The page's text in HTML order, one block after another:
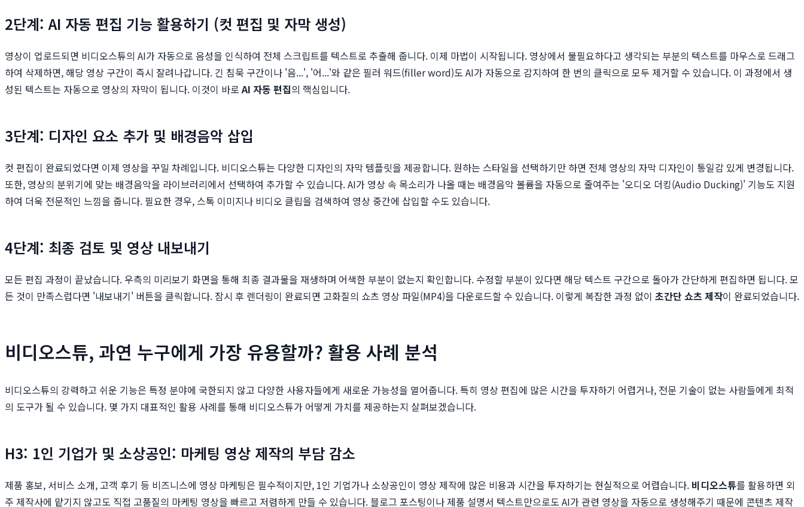
2단계: AI 자동 편집 기능 활용하기 (컷 편집 및 자막 생성)
영상이 업로드되면 비디오스튜의 AI가 자동으로 음성을 인식하여 전체 스크립트를 텍스트로 추출해 줍니다. 이제 마법이 시작됩니다. 영상에서 불필요하다고 생각되는 부분의 텍스트를 마우스로 드래그
하여 삭제하면, 해당 영상 구간이 즉시 잘려나갑니다. 긴 침묵 구간이나 '음...', '어...'와 같은 필러 워드(filler word)도 AI가 자동으로 감지하여 한 번의 클릭으로 모두 제거할 수 있습니다. 이 과정에서 생
성된 텍스트는 자동으로 영상의 자막이 됩니다. 이것이 바로AI 자동 편집의 핵심입니다.
3단계: 디자인 요소 추가 및 배경음악 삽입
컷 편집이 완료되었다면 이제 영상을 꾸밀 차례입니다. 비디오스튜는 다양한 디자인의 자막 템플릿을 제공합니다. 원하는 스타일을 선택하기만 하면 전체 영상의 자막 디자인이 통일감 있게 변경됩니다.
또한, 영상의 분위기에 맞는 배경음악을 라이브러리에서 선택하여 추가할 수 있습니다. AI가 영상 속 목소리가 나올 때는 배경음악 볼륨을 자동으로 줄여주는 '오디오 더킹(Audio Ducking)' 기능도 지원
하여 더욱 전문적인 느낌을 줍니다. 필요한 경우, 스톡 이미지나 비디오 클립을 검색하여 영상 중간에 삽입할 수도 있습니다.
4단계: 최종 검토 및 영상 내보내기
모든 편집 과정이 끝났습니다. 우측의 미리보기 화면을 통해 최종 결과물을 재생하며 어색한 부분이 없는지 확인합니다. 수정할 부분이 있다면 해당 텍스트 구간으로 돌아가 간단하게 편집하면 됩니다. 모
든 것이 만족스럽다면 '내보내기' 버튼을 클릭합니다. 잠시 후 렌더링이 완료되면 고화질의 쇼츠 영상 파일(MP4)을 다운로드할 수 있습니다. 이렇게 복잡한 과정 없이 초간단 쇼츠 제작이 완료되었습니다.
비디오스튜, 과연 누구에게 가장 유용할까? 활용 사례 분석
비디오스튜의 강력하고 쉬운 기능은 특정 분야에 국한되지 않고 다양한 사용자들에게 새로운 가능성을 열어줍니다. 특히 영상 편집에 많은 시간을 투자하기 어렵거나, 전문 기술이 없는 사람들에게 최적
의 도구가 될 수 있습니다. 몇 가지 대표적인 활용 사례를 통해 비디오스튜가 어떻게 가치를 제공하는지 살펴보겠습니다.
H3: 1인 기업가 및 소상공인: 마케팅 영상 제작의 부담 감소
제품 홍보, 서비스 소개, 고객 후기 등 비즈니스에 영상 마케팅은 필수적이지만, 1인 기업가나 소상공인이 영상 제작에 많은 비용과 시간을 투자하기는 현실적으로 어렵습니다. 비디오스튜를 활용하면 외
주 제작사에 맡기지 않고도 직접 고품질의 마케팅 영상을 빠르고 저렴하게 만들 수 있습니다. 블로그 포스팅이나 제품 설명서 텍스트만으로도 AI가 관련 영상을 자동으로 생성해주기 때문에 콘텐츠 제작